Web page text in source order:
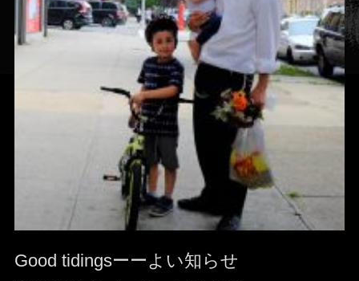
Good tidingsーーよい知らせ